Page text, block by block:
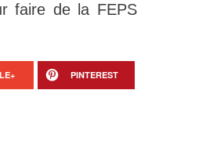
faire de la FEPS
PINTEREST